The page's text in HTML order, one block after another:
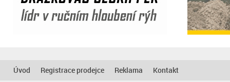
Úvod Registrace prodejce Reklama Kontakt